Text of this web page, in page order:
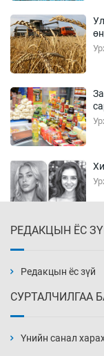
РЕДАКЦЫН ЁС
Редакцын ёс зүй
СУРТАЛЧИЛГАА
Үнийн санал